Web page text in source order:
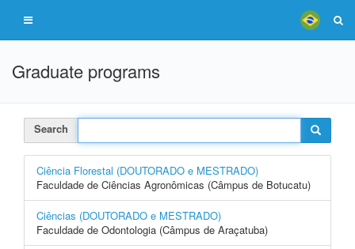
Graduate programs
Search
Ciência Florestal (DOUTORADO e MESTRADO)
Faculdade de Ciências Agronômicas (Câmpus de Botucatu)
Ciências (DOUTORADO e MESTRADO)
Faculdade de Odontologia (Câmpus de Araçatuba)